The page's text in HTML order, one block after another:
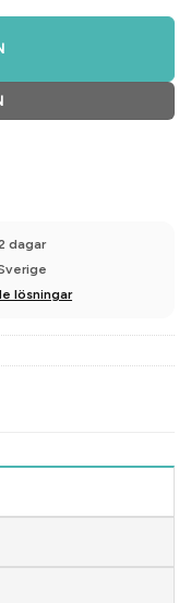
dagar
lösningar